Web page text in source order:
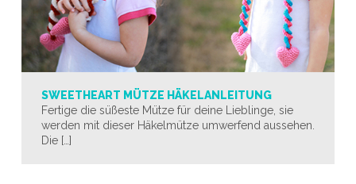
SWEETHEART MÜTZE HÄKELANLEITUNG
Fertige die süßeste Mütze für deine Lieblinge, sie
werden mit dieser Häkelmütze umwerfend aussehen.
Die […]